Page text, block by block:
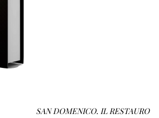
SAN DOMENICO. IL RESTAURO